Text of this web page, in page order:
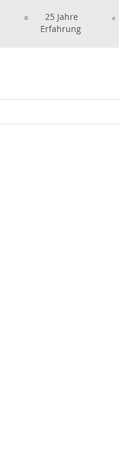
25 Jahre
Erfahrung